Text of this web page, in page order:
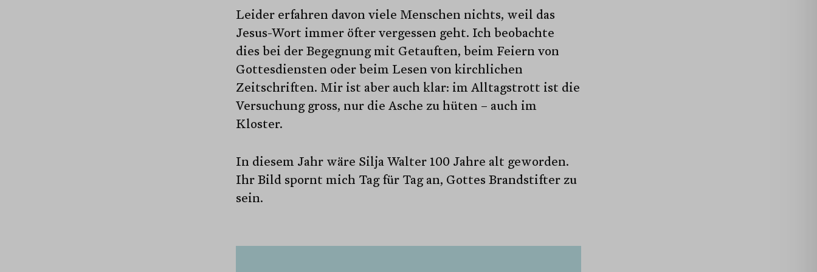
Leider erfahren davon viele Menschen nichts, weil das
Jesus-Wort immer öfter vergessen geht. Ich beobachte
dies bei der Begegnung mit Getauften, beim Feiern von
Gottesdiensten oder beim Lesen von kirch­lichen
Zeitschriften. Mir ist aber auch klar: im Alltagstrott ist die
Versuchung gross, nur die Asche zu hüten – auch im
Kloster.
In diesem Jahr wäre Silja Walter 100 Jahre alt geworden.
Ihr Bild spornt mich Tag für Tag an, Gottes Brandstifter zu
sein.